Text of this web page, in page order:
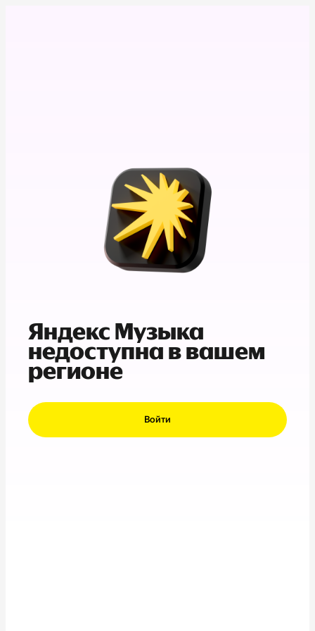
Яндекс Музыка
недоступна в вашем
регионе
Войти